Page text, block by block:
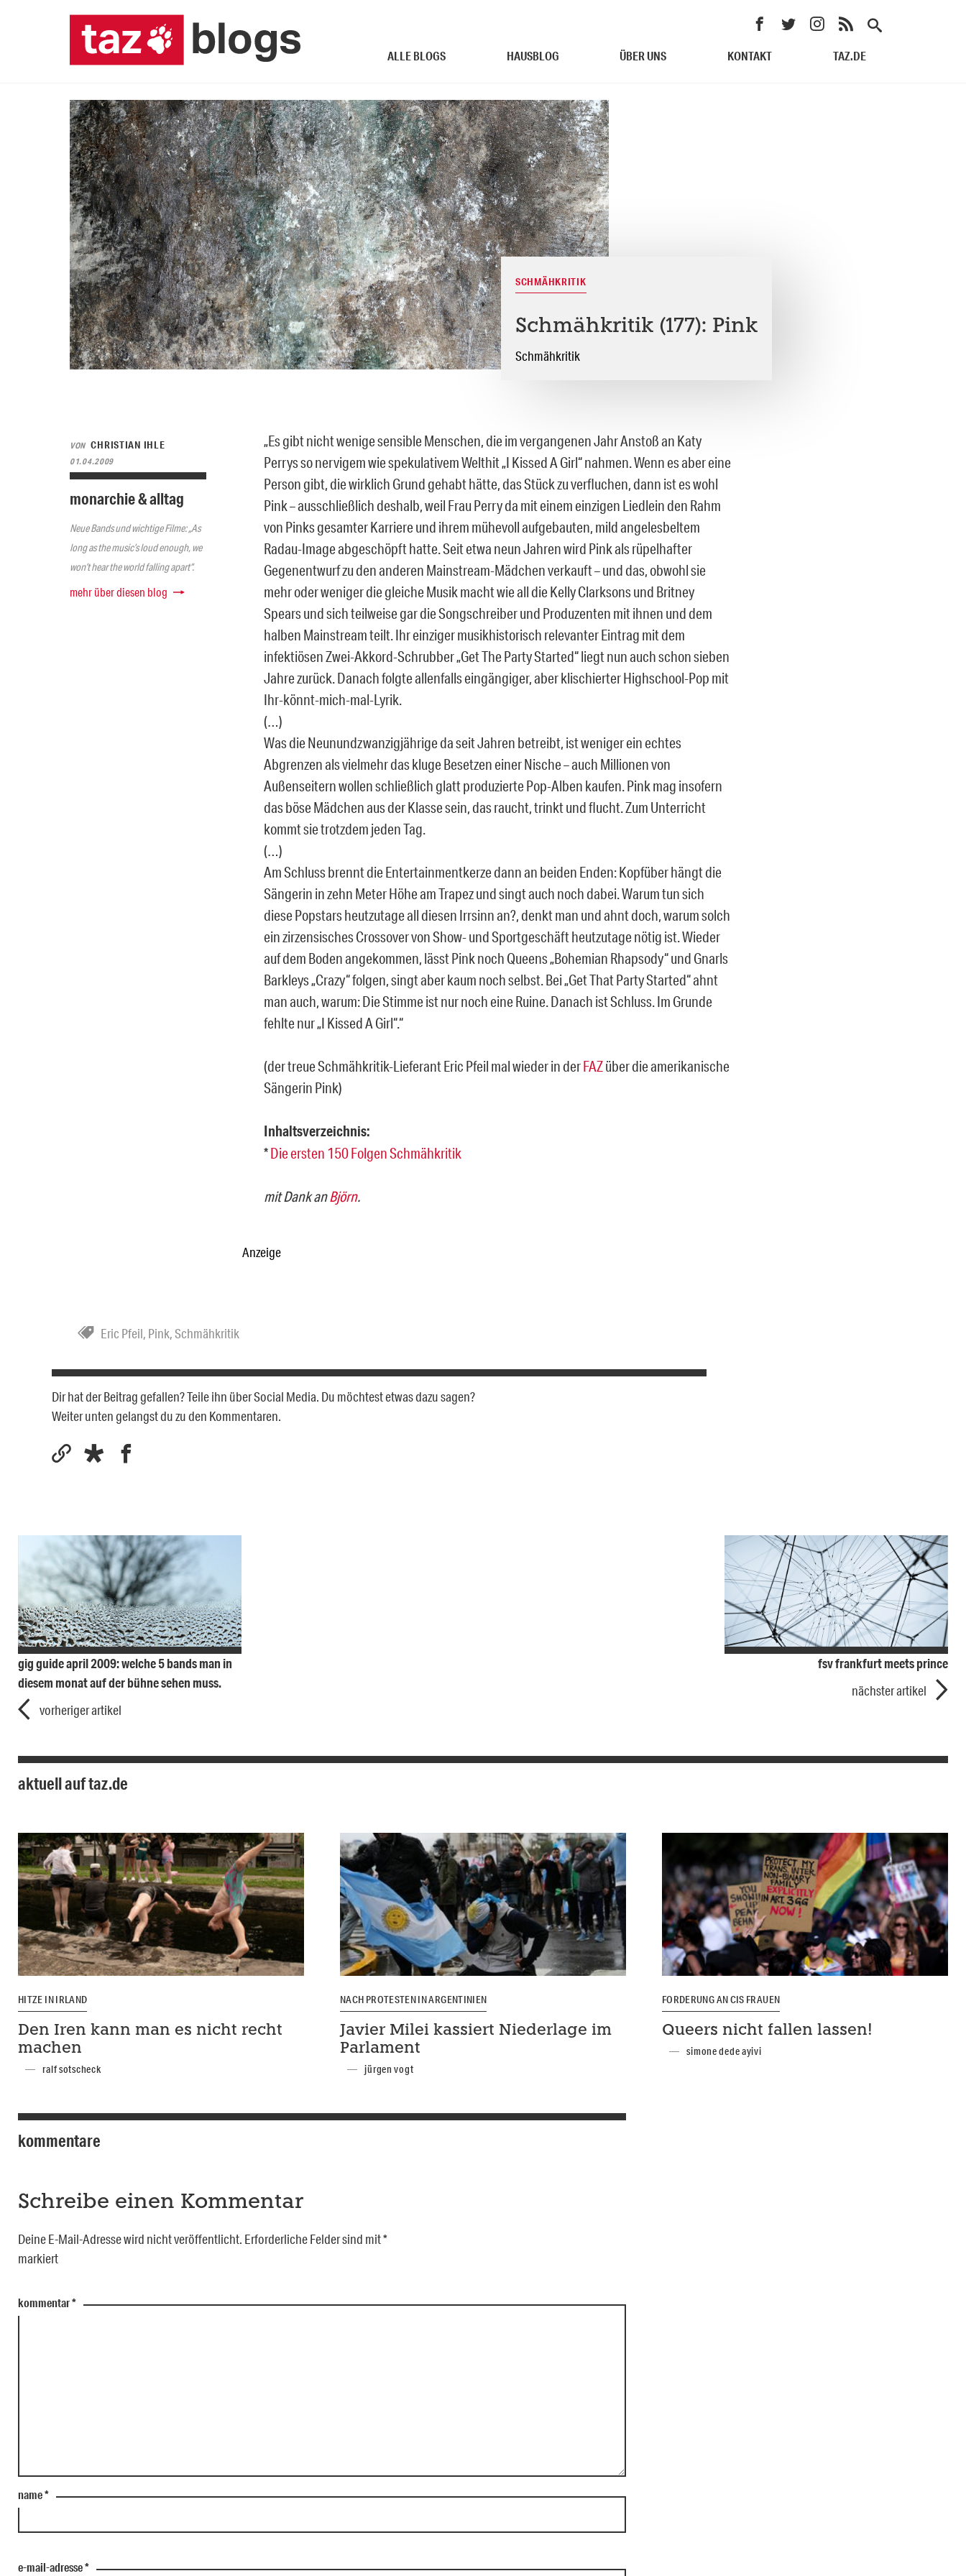
ALLE BLOGS HAUSBLOG ÜBER UNS KONTAKT TAZ.DE
SCHMÄHKRITIK
Schmähkritik (177): Pink
Schmähkritik
VON CHRISTIAN IHLE
01.04.2009
monarchie & alltag
Neue Bands und wichtige Filme: „As
long as the music’s loud enough, we
won’t hear the world falling apart“.
mehr über diesen blog
„Es gibt nicht wenige sensible Menschen, die im vergangenen Jahr Anstoß an Katy
Perrys so nervigem wie spekulativem Welthit „I Kissed A Girl“ nahmen. Wenn es aber eine
Person gibt, die wirklich Grund gehabt hätte, das Stück zu verfluchen, dann ist es wohl
Pink – ausschließlich deshalb, weil Frau Perry da mit einem einzigen Liedlein den Rahm
von Pinks gesamter Karriere und ihrem mühevoll aufgebauten, mild angelesbeltem
Radau-Image abgeschöpft hatte. Seit etwa neun Jahren wird Pink als rüpelhafter
Gegenentwurf zu den anderen Mainstream-Mädchen verkauft – und das, obwohl sie
mehr oder weniger die gleiche Musik macht wie all die Kelly Clarksons und Britney
Spears und sich teilweise gar die Songschreiber und Produzenten mit ihnen und dem
halben Mainstream teilt. Ihr einziger musikhistorisch relevanter Eintrag mit dem
infektiösen Zwei-Akkord-Schrubber „Get The Party Started“ liegt nun auch schon sieben
Jahre zurück. Danach folgte allenfalls eingängiger, aber klischierter Highschool-Pop mit
Ihr-könnt-mich-mal-Lyrik.
(…)
Was die Neunundzwanzigjährige da seit Jahren betreibt, ist weniger ein echtes
Abgrenzen als vielmehr das kluge Besetzen einer Nische – auch Millionen von
Außenseitern wollen schließlich glatt produzierte Pop-Alben kaufen. Pink mag insofern
das böse Mädchen aus der Klasse sein, das raucht, trinkt und flucht. Zum Unterricht
kommt sie trotzdem jeden Tag.
(…)
Am Schluss brennt die Entertainmentkerze dann an beiden Enden: Kopfüber hängt die
Sängerin in zehn Meter Höhe am Trapez und singt auch noch dabei. Warum tun sich
diese Popstars heutzutage all diesen Irrsinn an?, denkt man und ahnt doch, warum solch
ein zirzensisches Crossover von Show- und Sportgeschäft heutzutage nötig ist. Wieder
auf dem Boden angekommen, lässt Pink noch Queens „Bohemian Rhapsody“ und Gnarls
Barkleys „Crazy“ folgen, singt aber kaum noch selbst. Bei „Get That Party Started“ ahnt
man auch, warum: Die Stimme ist nur noch eine Ruine. Danach ist Schluss. Im Grunde
fehlte nur „I Kissed A Girl“.“
(der treue Schmähkritik-Lieferant Eric Pfeil mal wieder in derFAZüber die amerikanische
Sängerin Pink)
Inhaltsverzeichnis:
*Die ersten 150 Folgen Schmähkritik
mit Dank anBjörn.
Anzeige
Eric Pfeil, Pink,Schmähkritik
Dir hat der Beitrag gefallen? Teile ihn über Social Media. Du möchtest etwas dazu sagen?
Weiter unten gelangst du zu den Kommentaren.
gig guide april 2009: welche 5 bands man in
diesem monat auf der bühne sehen muss.
vorheriger artikel
fsv frankfurt meets prince
nächster artikel
aktuell auf taz.de
HITZE IN IRLAND
Den Iren kann man es nicht recht
machen
ralf sotscheck
NACH PROTESTEN IN ARGENTINIEN
Javier Milei kassiert Niederlage im
Parlament
jürgen vogt
FORDERUNG AN CIS FRAUEN
Queers nicht fallen lassen!
simone dede ayivi
kommentare
Schreibe einen Kommentar
Deine E-Mail-Adresse wird nicht veröffentlicht. Erforderliche Felder sind mit*
markiert
kommentar*
name*
e-mail-adresse*